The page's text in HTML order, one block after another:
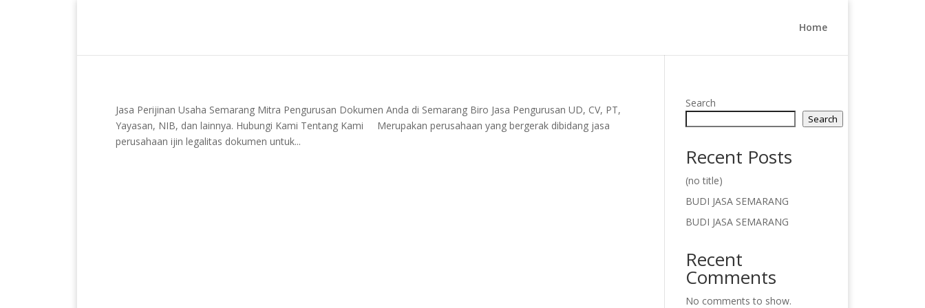
Home
Jasa Perijinan Usaha Semarang Mitra Pengurusan Dokumen Anda di Semarang Biro Jasa Pengurusan UD, CV, PT,
Yayasan, NIB, dan lainnya. Hubungi Kami Tentang Kami Merupakan perusahaan yang bergerak dibidang jasa
perusahaan ijin legalitas dokumen untuk...
Search
Search
Recent Posts
(no title)
BUDI JASA SEMARANG
BUDI JASA SEMARANG
Recent
Comments
No comments to show.